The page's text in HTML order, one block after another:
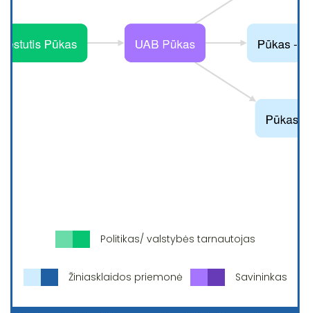
Politikas/ valstybės tarnautojas
Žiniasklaidos priemonė Savininkas